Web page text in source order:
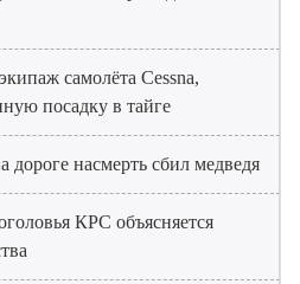
самолёта Cessna,
посадку в тайге
дороге насмерть сбил медведя
КРС объясняется